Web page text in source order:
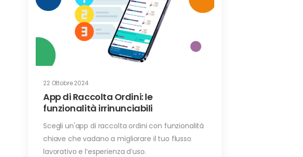
22 Ottobre 2024
App di Raccolta Ordini: le
funzionalità irrinunciabili
Scegli un'app di raccolta ordini con funzionalità
chiave che vadano a migliorare il tuo flusso
lavorativo e l’esperienza d’uso.